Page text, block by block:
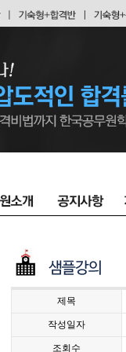
제목
작성일자
조회수